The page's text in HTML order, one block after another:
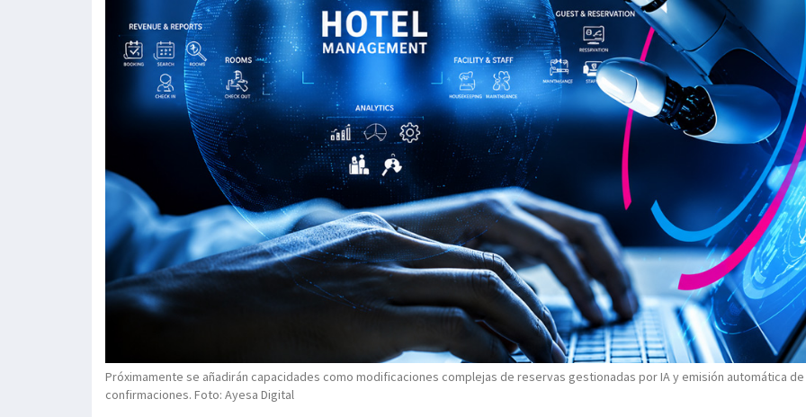
Próximamente se añadirán capacidades como modificaciones complejas de reservas gestionadas por IA y emisión automática de
confirmaciones. Foto: Ayesa Digital